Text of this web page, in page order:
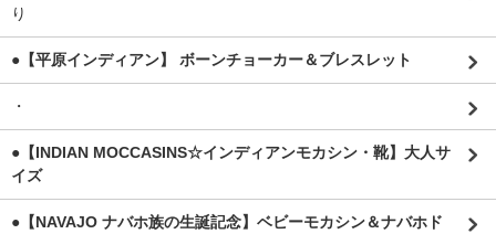
り
●【平原インディアン】 ボーンチョーカー＆ブレスレット
・
●【INDIAN MOCCASINS☆インディアンモカシン・靴】大人サ
イズ
●【NAVAJO ナバホ族の生誕記念】ベビーモカシン＆ナバホド